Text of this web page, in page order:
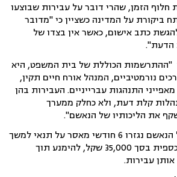
חלוף הזמן, שהרי דובר על עבירות שבוצעו
2015., ומתח ביקורת על המדינה כשציין כי "מדובר
כתב אישום, כאשר אין בצדו של
הדעת".
"ההתרשמות הכוללת של בית המשפט, היא
נורמטיביים, המנהל אורח חיים תקין,
התנהגות עברייניים. העבירות בהן
קלת דעת, ולא כחלק ממערך
את הליכותיו של הנאשם".
בנוסף לשל"צ וקנס, על הנאשם נגזרו 6 חודשי מאסר על תנאי למשך
3 שנים, וכן התחייבות כספית בסך 35,000 שקל, להימנע תוך
עבירות.